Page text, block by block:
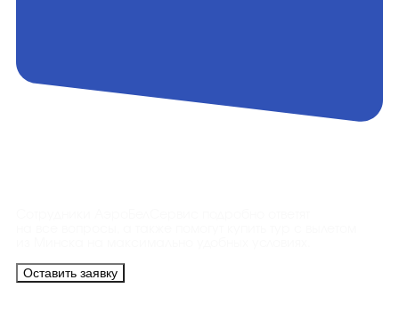
Оставить заявку